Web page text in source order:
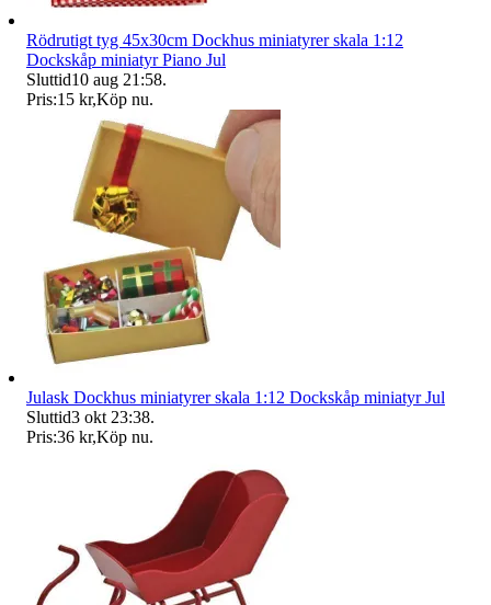
Rödrutigt tyg 45x30cm Dockhus miniatyrer skala 1:12
Dockskåp miniatyr Piano Jul
Sluttid10 aug 21:58.
Pris:15 kr,Köp nu.
Julask Dockhus miniatyrer skala 1:12 Dockskåp miniatyr Jul
Sluttid3 okt 23:38.
Pris:36 kr,Köp nu.